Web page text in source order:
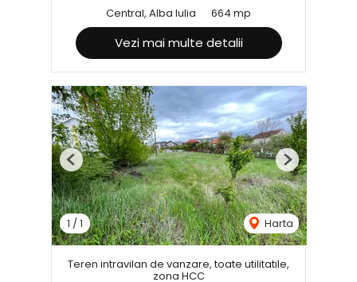
Central, Alba Iulia
664 mp
Vezi mai multe detalii
1 /1 Harta
Previous Next
Teren intravilan de vanzare, toate utilitatile,
zona HCC